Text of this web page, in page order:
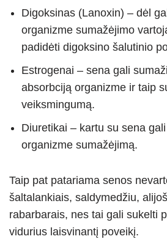
Digoksinas (Lanoxin) – dėl
organizme sumažėjimo
padidėti digoksino šalutinio
Estrogenai – sena gali
absorbciją organizme ir taip
veiksmingumą.
Diuretikai – kartu su sena
organizme sumažėjimą.
Taip pat patariama senos
šaltalankiais, saldymedžiu,
rabarbarais, nes tai gali sukelti
vidurius laisvinantį poveikį.